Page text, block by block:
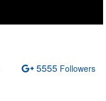
5555 Followers